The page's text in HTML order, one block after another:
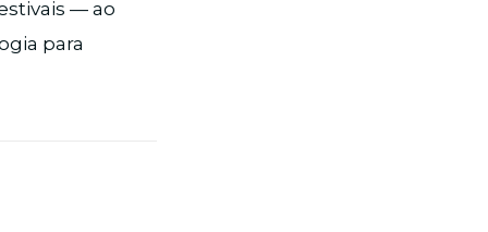
— ao
para